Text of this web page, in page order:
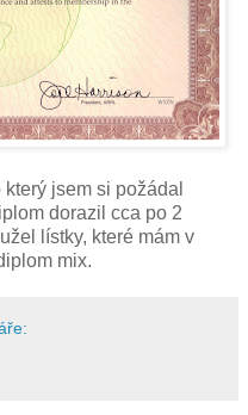
jsem si požádal
dorazil cca po 2
lístky, které mám v
mix.